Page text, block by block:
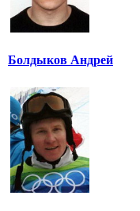
Болдыков Андрей